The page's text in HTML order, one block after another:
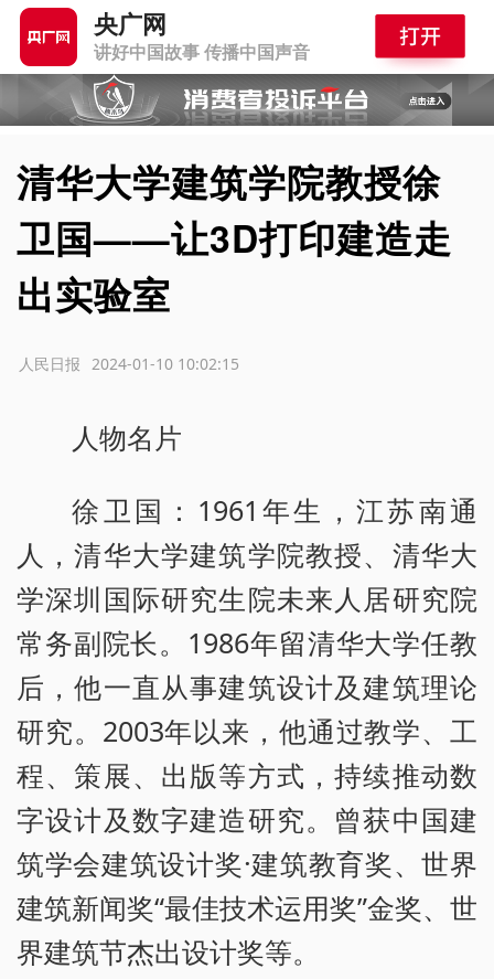
央广网
讲好中国故事 传播中国声音
清华大学建筑学院教授徐
卫国——让3D打印建造走
出实验室
2024-01-10 10:02:15
人民日报
人物名片
徐卫国：1961年生，江苏南通
人，清华大学建筑学院教授、清华大
学深圳国际研究生院未来人居研究院
常务副院长。1986年留清华大学任教
后，他一直从事建筑设计及建筑理论
研究。2003年以来，他通过教学、工
程、策展、出版等方式，持续推动数
字设计及数字建造研究。曾获中国建
筑学会建筑设计奖·建筑教育奖、世界
建筑新闻奖“最佳技术运用奖”金奖、世
界建筑节杰出设计奖等。